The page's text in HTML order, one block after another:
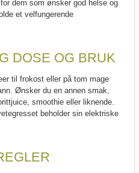
dem som ønsker god helse og
et velfungerende
DOSE OG BRUK
til frokost eller på tom mage
Ønsker du en annen smak,
smoothie eller liknende.
beholder sin elektriske